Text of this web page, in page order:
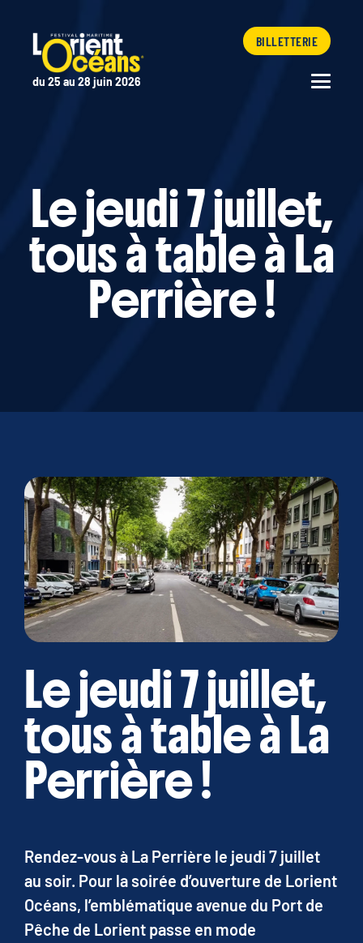
BILLETTERIE
du 25 au 28 juin 2026
Le jeudi 7 juillet,
tous à table à La
Perrière !
Le jeudi 7 juillet,
tous à table à La
Perrière !
Rendez-vous à La Perrière le jeudi 7 juillet
au soir. Pour la soirée d’ouverture de Lorient
Océans, l’emblématique avenue du Port de
Pêche de Lorient passe en mode